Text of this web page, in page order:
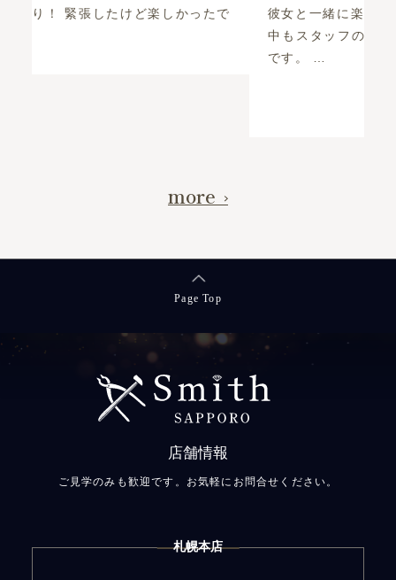
彼女と一緒に楽しい思い出ができました！ 制作
中もスタッフの方のお気遣いもあり楽しかった
more
Page Top
店舗情報
ご見学のみも歓迎です。お気軽にお問合せください。
札幌本店